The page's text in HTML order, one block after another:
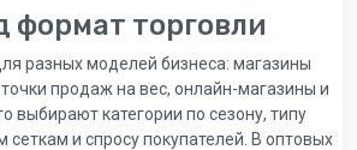
формат торговли
разных моделей бизнеса: магазины
продаж на вес, онлайн-магазины и
выбирают категории по сезону, типу
и спросу покупателей. В оптовых